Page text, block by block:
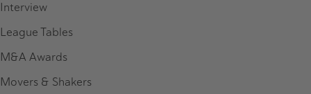
Interview
League Tables
M&A Awards
Movers & Shakers